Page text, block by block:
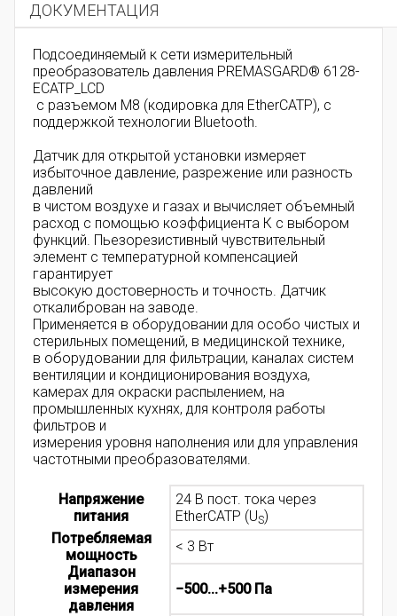
ДОКУМЕНТАЦИЯ
Подсоединяемый к сети измерительный
преобразователь давления PREMASGARD® 6128-
ECATP_LCD
с разъемом M8 (кодировка для EtherCATP), с
поддержкой технологии Bluetooth.
Датчик для открытой установки измеряет
избыточное давление, разрежение или разность
давлений
в чистом воздухе и газах и вычисляет объемный
расход с помощью коэффициента К с выбором
функций. Пьезорезистивный чувствительный
элемент с температурной компенсацией
гарантирует
высокую достоверность и точность. Датчик
откалиброван на заводе.
Применяется в оборудовании для особо чистых и
стерильных помещений, в медицинской технике,
в оборудовании для фильтрации, каналах систем
вентиляции и кондиционирования воздуха,
камерах для окраски распылением, на
промышленных кухнях, для контроля работы
фильтров и
измерения уровня наполнения или для управления
частотными преобразователями.
Напряжение
питания
24 В пост. тока через
EtherCATP (US)
Потребляемая
мощность
< 3 Вт
Диапазон
измерения
давления
−500...+500 Па